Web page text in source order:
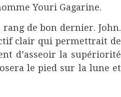
Youri Gagarine.
de bon dernier. John.
clair qui permettrait de
d’asseoir la supériorité
le pied sur la lune et